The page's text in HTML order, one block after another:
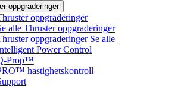
oppgraderinger
oppgraderinger
alle Thruster oppgraderinger
oppgraderinger Se alle
Power Control
Prop™
hastighetskontroll